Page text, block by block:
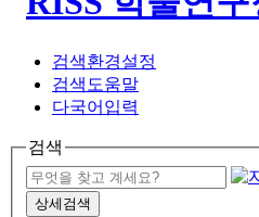
검색환경설정
검색도움말
다국어입력
검색
상세검색